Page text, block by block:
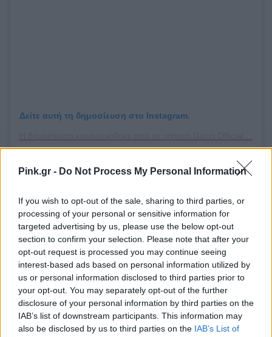
Pink.gr - Do Not Process My Personal Information
If you wish to opt-out of the sale, sharing to third parties, or
processing of your personal or sensitive information for
targeted advertising by us, please use the below opt-out
section to confirm your selection. Please note that after your
opt-out request is processed you may continue seeing
interest-based ads based on personal information utilized by
us or personal information disclosed to third parties prior to
your opt-out. You may separately opt-out of the further
disclosure of your personal information by third parties on the
IAB’s list of downstream participants. This information may
also be disclosed by us to third parties on the IAB’s List of
Δείτε αυτή τη δημοσίευση στο Instagram.
Το μόνο σίγουρο είναι ότι όλα τα κουρέματα που
υποστηρίξει πάντα.
ΔΙΑΦΗΜΙΣΗ